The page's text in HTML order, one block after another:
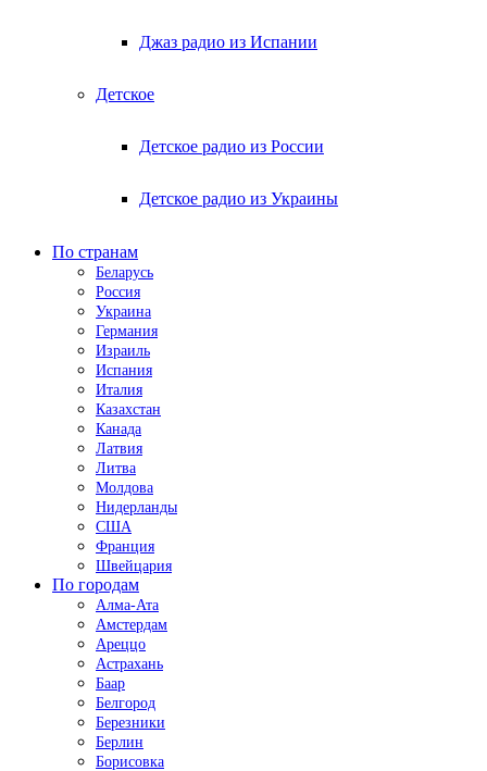
Джаз радио из Испании
Детское
Детское радио из России
Детское радио из Украины
По странам
Беларусь
Россия
Украина
Германия
Израиль
Испания
Италия
Казахстан
Канада
Латвия
Литва
Молдова
Нидерланды
США
Франция
Швейцария
По городам
Алма-Ата
Амстердам
Ареццо
Астрахань
Баар
Белгород
Березники
Берлин
Борисовка